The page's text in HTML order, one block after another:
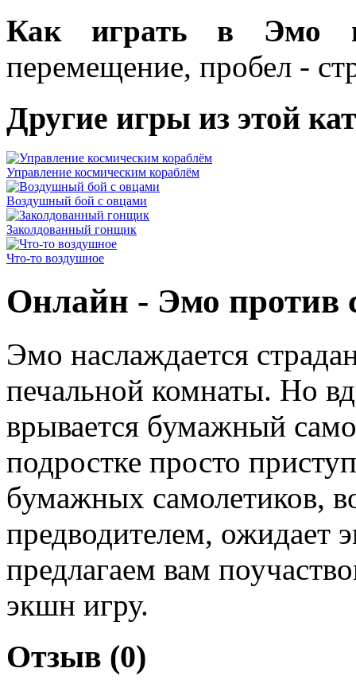
Как играть в Эмо
перемещение, пробел -
Другие игры из этой
Управление космическим кораблём
Воздушный бой с овцами
Заколдованный гонщик
Что-то воздушное
Онлайн - Эмо против
Эмо наслаждается
печальной комнаты. Но
врывается бумажный
подростке просто
бумажных самолетиков,
предводителем, ожидает
предлагаем вам
экшн игру.
Отзыв (0)